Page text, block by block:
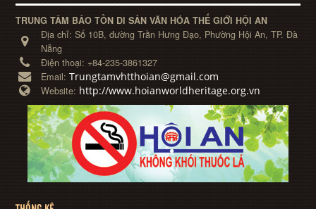
TRUNG TÂM BẢO TỒN DI SẢN VĂN HÓA THẾ GIỚI HỘI AN
Địa chỉ:Số 10B, đường Trần Hưng Đạo, Phường Hội An, TP. Đà
Nẵng
Điện thoại: +84-235-3861327
Email:Trungtamvhtthoian@gmail.com
Website: http://www.hoianworldheritage.org.vn